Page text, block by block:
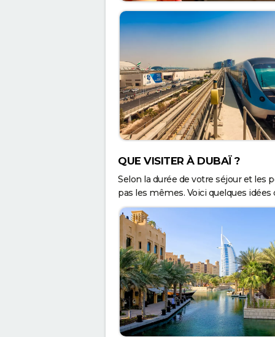
QUE VISITER À DUBAÏ ?
Selon la durée de votre séjour et les
pas les mêmes. Voici quelques